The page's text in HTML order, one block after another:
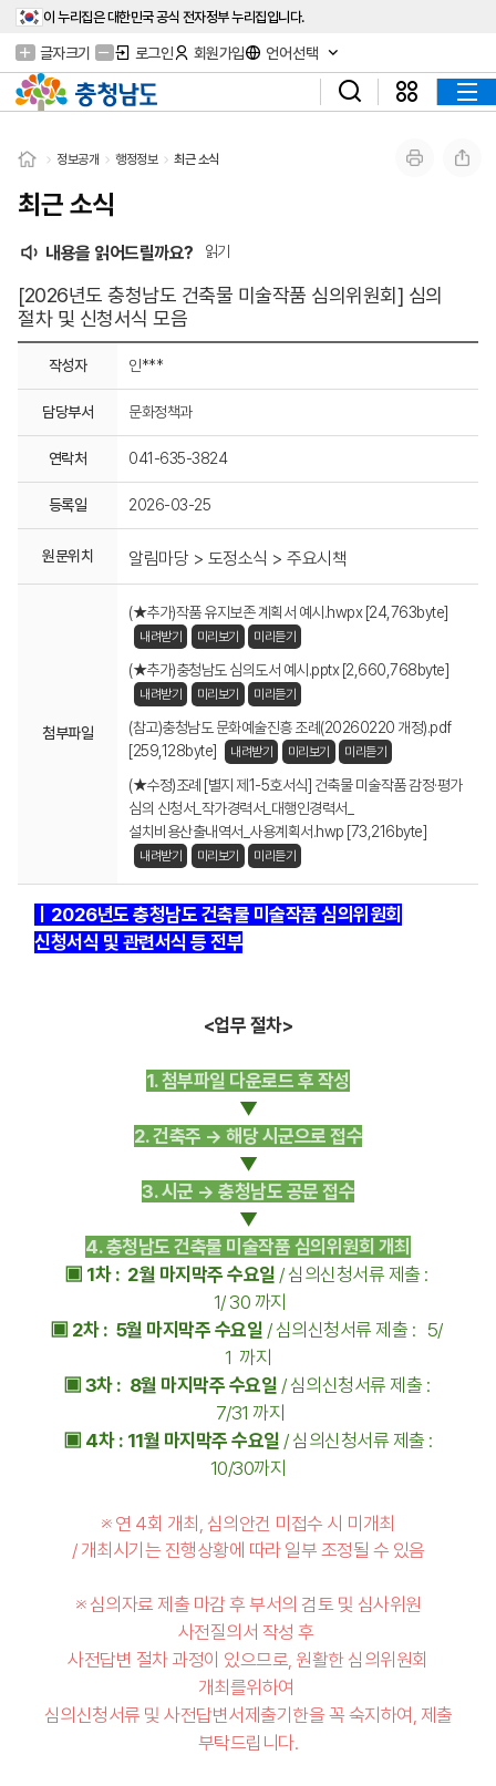
이 누리집은 대한민국 공식 전자정부 누리집입니다.
글자크기 로그인 회원가입 언어선택
정보공개 행정정보 최근 소식
최근 소식
내용을 읽어드릴까요? 읽기
[2026년도 충청남도 건축물 미술작품 심의위원회] 심의
절차 및 신청서식 모음
작성자 인***
담당부서 문화정책과
연락처 041-635-3824
등록일 2026-03-25
원문위치 알림마당 > 도정소식 > 주요시책
첨부파일
(★추가)작품 유지보존 계획서 예시.hwpx [24,763byte]
내려받기 미리보기 미리듣기
(★추가)충청남도 심의도서 예시.pptx [2,660,768byte]
내려받기 미리보기 미리듣기
(참고)충청남도 문화예술진흥 조례(20260220 개정).pdf
[259,128byte]
내려받기 미리보기 미리듣기
(★수정)조례 [별지 제1-5호서식] 건축물 미술작품 감정·평가
심의 신청서_작가경력서_대행인경력서_
설치비용산출내역서_사용계획서.hwp [73,216byte]
내려받기 미리보기 미리듣기
ㅣ2026년도 충청남도 건축물 미술작품 심의위원회
신청서식 및 관련서식 등 전부
<업무 절차>
1. 첨부파일 다운로드 후 작성
▼
2. 건축주 → 해당 시군으로 접수
▼
3. 시군 → 충청남도 공문 접수
▼
4. 충청남도 건축물 미술작품 심의위원회 개최
▣ 1차 : 2월 마지막주 수요일 / 심의신청서류 제출 :
1/ 30 까지
▣ 2차 : 5월 마지막주 수요일 / 심의신청서류 제출 : 5/
1 까지
▣ 3차 : 8월 마지막주 수요일 / 심의신청서류 제출 :
7/31 까지
▣ 4차 : 11월 마지막주 수요일 / 심의신청서류 제출 :
10/30까지
※ 연 4회 개최, 심의안건 미 접수 시 미개최
/ 개최시기는 진행상황에 따라 일부 조정될 수 있음
※ 심의자료 제출 마감 후 부서의 검토 및 심사위원
사전질의서 작성 후
사전답변 절차 과정이 있으므로, 원활한 심의위원회
개최 를위 하여
심의신청서류 및 사전답변서 제 출기 한을 꼭 숙지하여, 제 출
부탁드립 니다.